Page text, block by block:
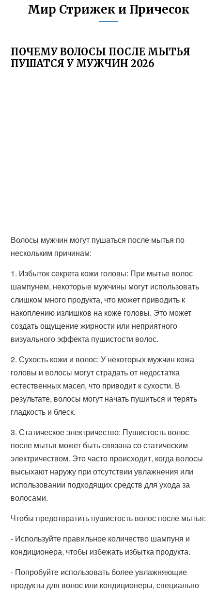
Мир Стрижек и Причесок
ПОЧЕМУ ВОЛОСЫ ПОСЛЕ МЫТЬЯ
ПУШАТСЯ У МУЖЧИН 2026
Волосы мужчин могут пушаться после мытья по
нескольким причинам:
1. Избыток секрета кожи головы: При мытье волос
шампунем, некоторые мужчины могут использовать
слишком много продукта, что может приводить к
накоплению излишков на коже головы. Это может
создать ощущение жирности или неприятного
визуального эффекта пушистости волос.
2. Сухость кожи и волос: У некоторых мужчин кожа
головы и волосы могут страдать от недостатка
естественных масел, что приводит к сухости. В
результате, волосы могут начать пушиться и терять
гладкость и блеск.
3. Статическое электричество: Пушистость волос
после мытья может быть связана со статическим
электричеством. Это часто происходит, когда волосы
высыхают наружу при отсутствии увлажнения или
использовании подходящих средств для ухода за
волосами.
Чтобы предотвратить пушистость волос после мытья:
- Используйте правильное количество шампуня и
кондиционера, чтобы избежать избытка продукта.
- Попробуйте использовать более увлажняющие
продукты для волос или кондиционеры, специально